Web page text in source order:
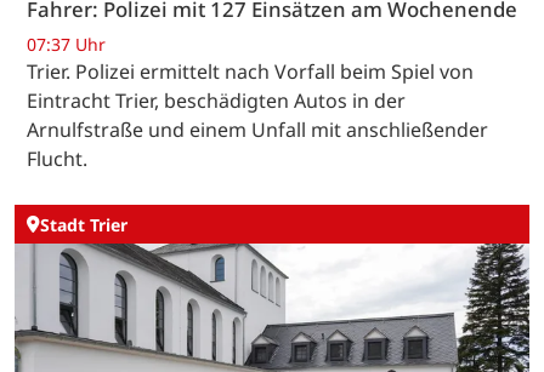
Fahrer: Polizei mit 127 Einsätzen am Wochenende
07:37 Uhr
Trier. Polizei ermittelt nach Vorfall beim Spiel von
Eintracht Trier, beschädigten Autos in der
Arnulfstraße und einem Unfall mit anschließender
Flucht.
Stadt Trier